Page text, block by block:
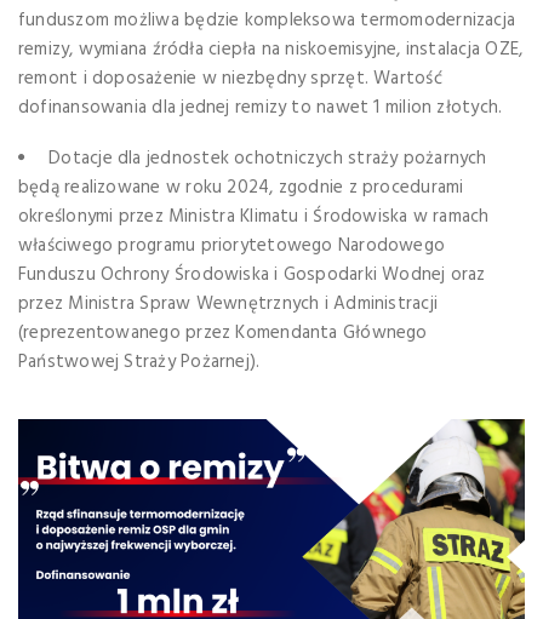
funduszom możliwa będzie kompleksowa termomodernizacja
remizy, wymiana źródła ciepła na niskoemisyjne, instalacja OZE,
remont i doposażenie w niezbędny sprzęt. Wartość
dofinansowania dla jednej remizy to nawet 1 milion złotych.
Dotacje dla jednostek ochotniczych straży pożarnych
będą realizowane w roku 2024, zgodnie z procedurami
określonymi przez Ministra Klimatu i Środowiska w ramach
właściwego programu priorytetowego Narodowego
Funduszu Ochrony Środowiska i Gospodarki Wodnej oraz
przez Ministra Spraw Wewnętrznych i Administracji
(reprezentowanego przez Komendanta Głównego
Państwowej Straży Pożarnej).